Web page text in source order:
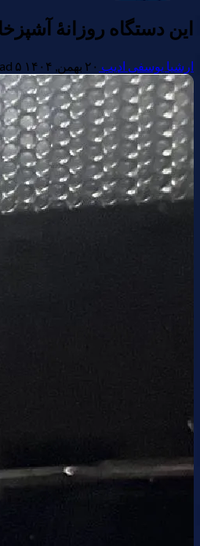
این دستگاه روزانهٔ
ارشیا یوسفی ادیب ۲۰ بهمن, ۱۴۰۴ ۵ min read